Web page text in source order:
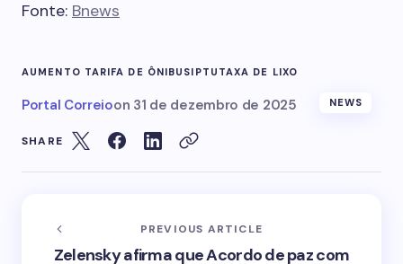
Fonte: Bnews
AUMENTO TARIFA DE ÔNIBUSIPTU TAXA DE LIXO
Portal Correioon 31 de dezembro de 2025 NEWS
SHARE
PREVIOUS ARTICLE
Zelensky afirma que Acordo de paz com